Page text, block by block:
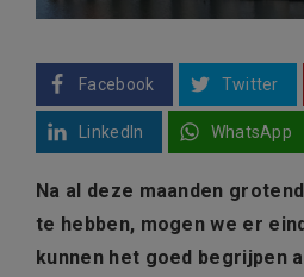
Facebook Twitter
LinkedIn WhatsApp
Na al deze maanden
te hebben, mogen we er
kunnen het goed begrijpen